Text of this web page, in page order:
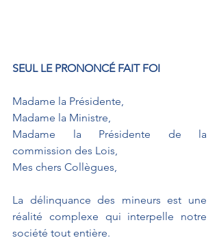
SEUL LE PRONONCÉ FAIT FOI
Madame la Présidente,
Madame la Ministre,
Madame la Présidente de la
commission des Lois,
Mes chers Collègues,
La délinquance des mineurs est une
réalité complexe qui interpelle notre
société tout entière.